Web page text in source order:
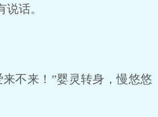
话。
不来！”婴灵转身，慢悠悠